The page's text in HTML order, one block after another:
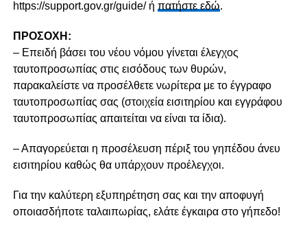
https://support.gov.gr/guide/ ή πατήστε εδώ.
ΠΡΟΣΟΧΗ:
– Επειδή βάσει του νέου νόμου γίνεται έλεγχος
ταυτοπροσωπίας στις εισόδους των θυρών,
παρακαλείστε να προσέλθετε νωρίτερα με το έγγραφο
ταυτοπροσωπίας σας (στοιχεία εισιτηρίου και εγγράφου
ταυτοπροσωπίας απαιτείται να είναι τα ίδια).
– Απαγορεύεται η προσέλευση πέριξ του γηπέδου άνευ
εισιτηρίου καθώς θα υπάρχουν προέλεγχοι.
Για την καλύτερη εξυπηρέτηση σας και την αποφυγή
οποιασδήποτε ταλαιπωρίας, ελάτε έγκαιρα στο γήπεδο!